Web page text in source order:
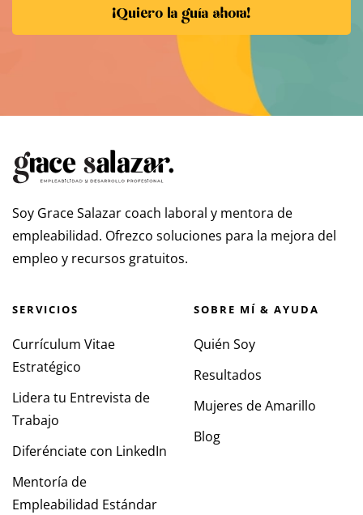
¡Quiero la guía ahora!
Soy Grace Salazar coach laboral y mentora de
empleabilidad. Ofrezco soluciones para la mejora del
empleo y recursos gratuitos.
SERVICIOS
Currículum Vitae
Estratégico
Lidera tu Entrevista de
Trabajo
Diferénciate con LinkedIn
Mentoría de
Empleabilidad Estándar
SOBRE MÍ & AYUDA
Quién Soy
Resultados
Mujeres de Amarillo
Blog